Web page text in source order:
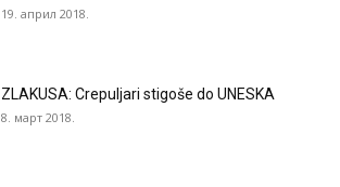
19. април 2018.
ZLAKUSA: Crepuljari stigoše do UNESKA
8. март 2018.